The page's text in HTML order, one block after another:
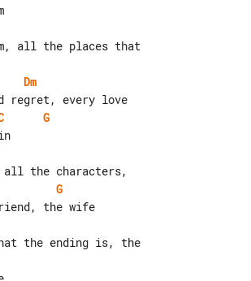
Dm
all the places that
Dm
G
G